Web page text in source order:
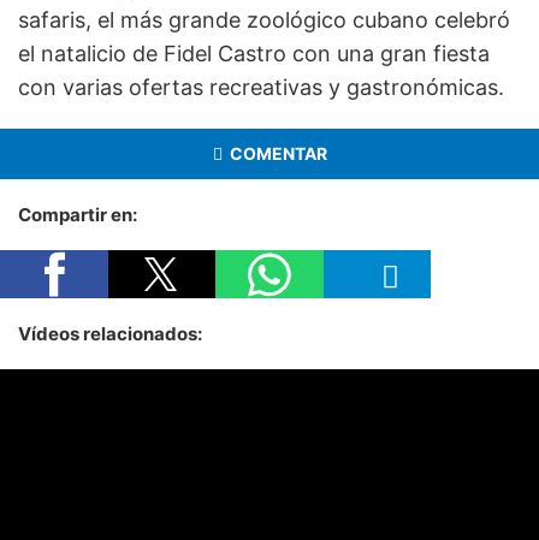
safaris, el más grande zoológico cubano celebró
el natalicio de Fidel Castro con una gran fiesta
con varias ofertas recreativas y gastronómicas.
COMENTAR
Compartir en:
Vídeos relacionados: